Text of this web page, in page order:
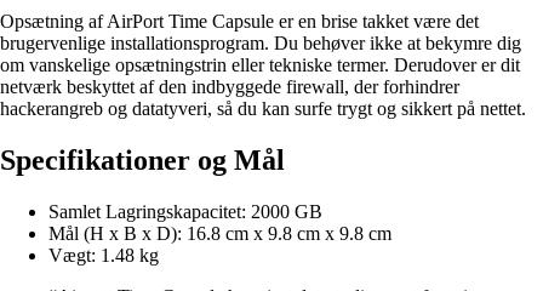
Opsætning af AirPort Time Capsule er en brise takket være det
brugervenlige installationsprogram. Du behøver ikke at bekymre dig
om vanskelige opsætningstrin eller tekniske termer. Derudover er dit
netværk beskyttet af den indbyggede firewall, der forhindrer
hackerangreb og datatyveri, så du kan surfe trygt og sikkert på nettet.
Specifikationer og Mål
Samlet Lagringskapacitet: 2000 GB
Mål (H x B x D): 16.8 cm x 9.8 cm x 9.8 cm
Vægt: 1.48 kg